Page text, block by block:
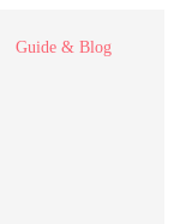
Guide & Blog